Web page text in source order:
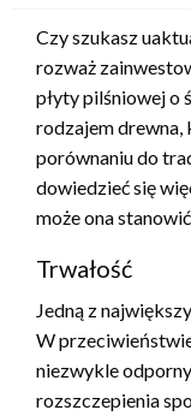
Czy szukasz
rozważ
płyty pilśniowej o
rodzajem drewna,
porównaniu do
dowiedzieć się
może ona
Trwałość
Jedną z
W
niezwykle
rozszczepienia